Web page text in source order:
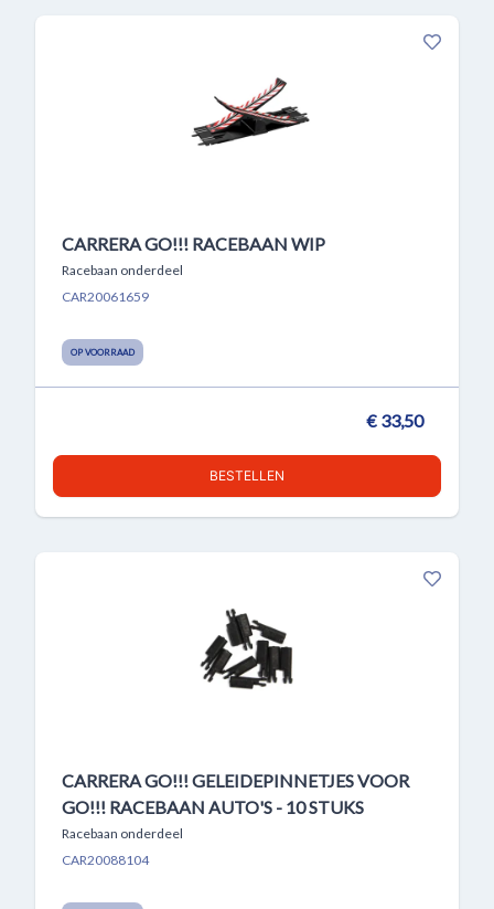
CARRERA GO!!! RACEBAAN WIP
Racebaan onderdeel
CAR20061659
OP VOORRAAD
€ 33,50
BESTELLEN
CARRERA GO!!! GELEIDEPINNETJES VOOR
GO!!! RACEBAAN AUTO'S - 10 STUKS
Racebaan onderdeel
CAR20088104